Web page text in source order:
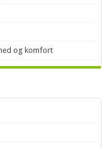
og komfort